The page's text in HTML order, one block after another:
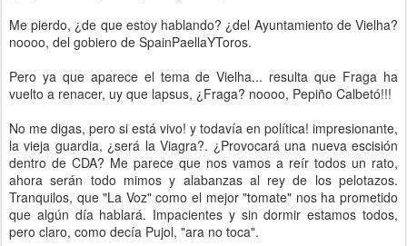
Me pierdo, ¿de que estoy hablando? ¿del Ayuntamiento de Vielha?
noooo, del gobiero de SpainPaellaYToros.
Pero ya que aparece el tema de Vielha... resulta que Fraga ha
vuelto a renacer, uy que lapsus, ¿Fraga? noooo, Pepiño Calbetó!!!
No me digas, pero si está vivo! y todavía en política! impresionante,
la vieja guardia, ¿será la Viagra?. ¿Provocará una nueva escisión
dentro de CDA? Me parece que nos vamos a reír todos un rato,
ahora serán todo mimos y alabanzas al rey de los pelotazos.
Tranquilos, que "La Voz" como el mejor "tomate" nos ha prometido
que algún día hablará. Impacientes y sin dormir estamos todos,
pero claro, como decía Pujol, "ara no toca".